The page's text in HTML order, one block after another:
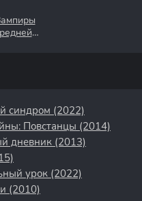
синдром (2022)
Повстанцы (2014)
дневник (2013)
урок (2022)
(2010)